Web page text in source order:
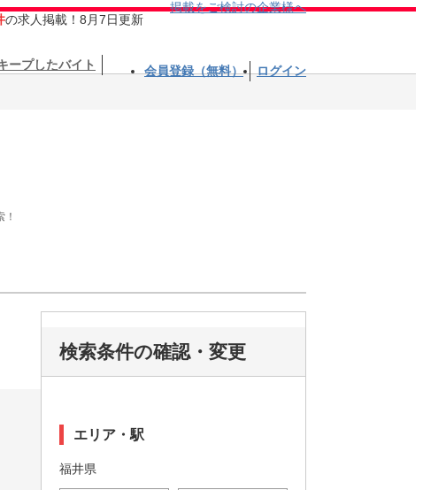
の求人掲載！8月7日更新
掲載をご検討の企業様へ
ープしたバイト 会員登録（無料） ログイン
検索条件の確認・変更
エリア・駅
福井県